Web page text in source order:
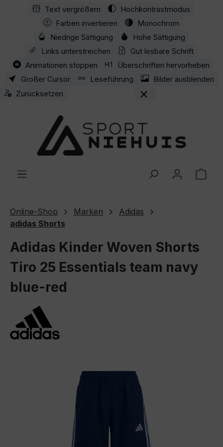
Zum Hauptinhalt springen
Text vergrößern
Hochkontrastmodus
Farben invertieren
Monochrom
Niedrige Sättigung
Hohe Sättigung
Links unterstreichen
Gut lesbare Schrift
Animationen stoppen
Überschriften hervorheben
Großer Cursor
Leseführung
Bilder ausblenden
Zurücksetzen
Online-Shop Marken
Adidas
adidas Shorts
Adidas Kinder Woven Shorts
Tiro 25 Essentials team navy
blue-red